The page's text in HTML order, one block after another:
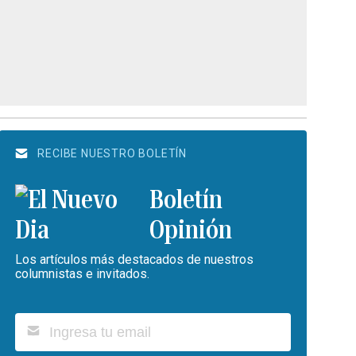
RECIBE NUESTRO BOLETÍN
Boletín
Opinión
Los artículos más destacados de nuestros
columnistas e invitados.